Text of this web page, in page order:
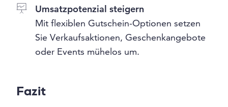
Umsatzpotenzial steigern
Mit flexiblen Gutschein-Optionen setzen
Sie Verkaufsaktionen, Geschenkangebote
oder Events mühelos um.
Fazit